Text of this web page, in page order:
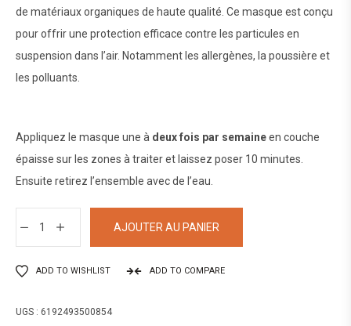
de matériaux organiques de haute qualité. Ce masque est conçu
pour offrir une protection efficace contre les particules en
suspension dans l’air. Notamment les allergènes, la poussière et
les polluants.
Appliquez le masque une à deux fois par semaineen couche
épaisse sur les zones à traiter et laissez poser 10 minutes.
Ensuite retirez l’ensemble avec de l’eau.
AJOUTER AU PANIER
ADD TO WISHLIST ADD TO COMPARE
UGS : 6192493500854